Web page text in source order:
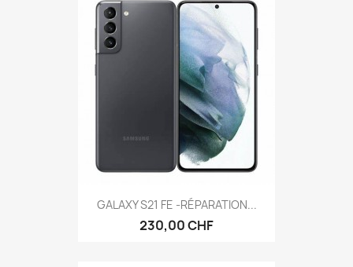
GALAXY S21 FE -RÉPARATION...
230,00 CHF